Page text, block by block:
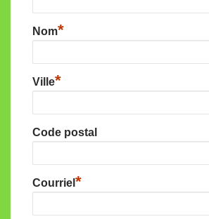
Nom*
Ville*
Code postal
Courriel *